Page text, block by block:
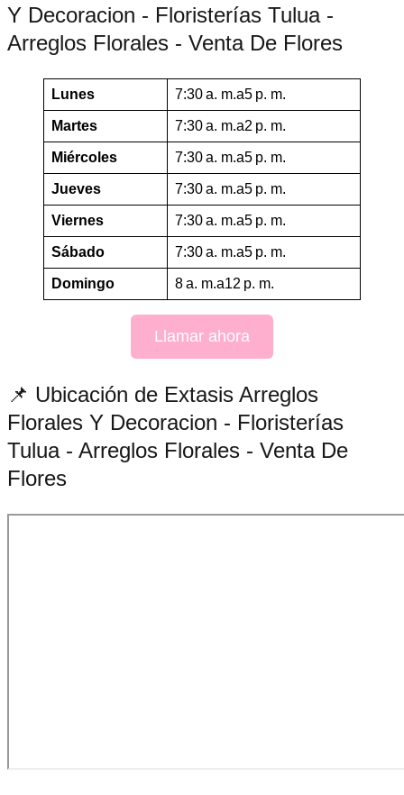
Y Decoracion - Floristerías Tulua -
Arreglos Florales - Venta De Flores
Lunes 7:30 a. m.a5 p. m.
Martes 7:30 a. m.a2 p. m.
Miércoles 7:30 a. m.a5 p. m.
Jueves 7:30 a. m.a5 p. m.
Viernes 7:30 a. m.a5 p. m.
Sábado 7:30 a. m.a5 p. m.
Domingo 8 a. m.a12 p. m.
Llamar ahora
📌 Ubicación de Extasis Arreglos
Florales Y Decoracion - Floristerías
Tulua - Arreglos Florales - Venta De
Flores